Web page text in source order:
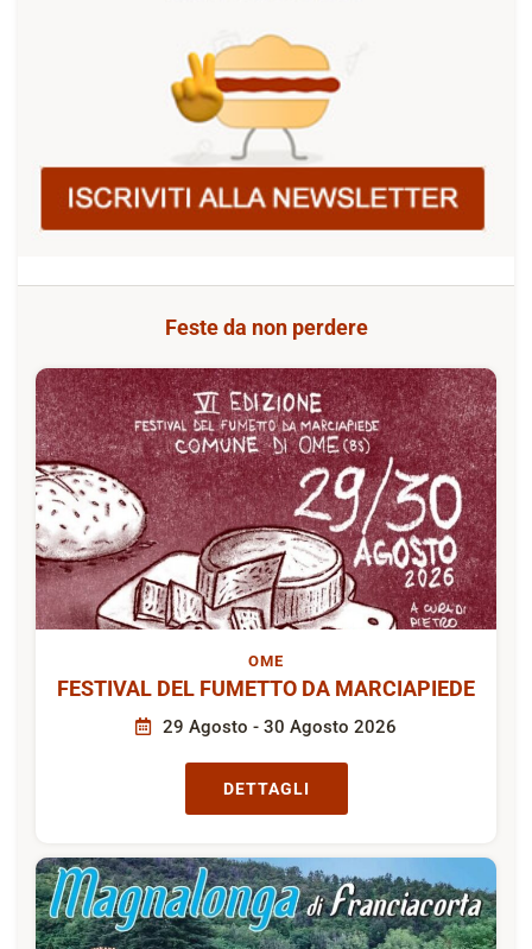
Feste da non perdere
OME
FESTIVAL DEL FUMETTO DA MARCIAPIEDE
29 Agosto - 30 Agosto 2026
DETTAGLI